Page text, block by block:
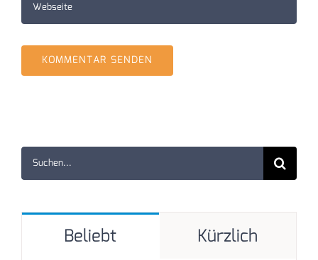
Suche
nach:
Beliebt Kürzlich